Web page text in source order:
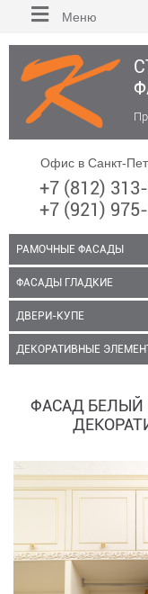
Меню
Офис в Санкт-
+7 (812)
+7 (921)
РАМОЧНЫЕ ФАСАДЫ
ФАСАДЫ ГЛАДКИЕ
ДВЕРИ-КУПЕ
ДЕКОРАТИВНЫЕ
ФАСАД БЕЛЫЙ